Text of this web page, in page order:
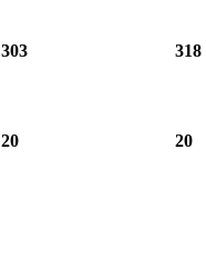
303 318
20 20